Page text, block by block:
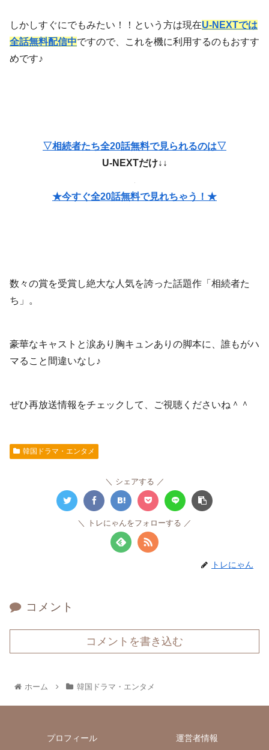
しかしすぐにでもみたい！！という方は現在U-NEXTでは
全話無料配信中ですので、これを機に利用するのもおすす
めです♪
▽相続者たち全20話無料で見られるのは▽
U-NEXTだけ↓↓
★今すぐ全20話無料で見れちゃう！★
数々の賞を受賞し絶大な人気を誇った話題作「相続者た
ち」。
豪華なキャストと涙あり胸キュンありの脚本に、誰もがハ
マること間違いなし♪
ぜひ再放送情報をチェックして、ご視聴くださいね＾＾
韓国ドラマ・エンタメ
シェアする
トレにゃんをフォローする
トレにゃん
コメント
コメントを書き込む
ホーム 韓国ドラマ・エンタメ
プロフィール 運営者情報